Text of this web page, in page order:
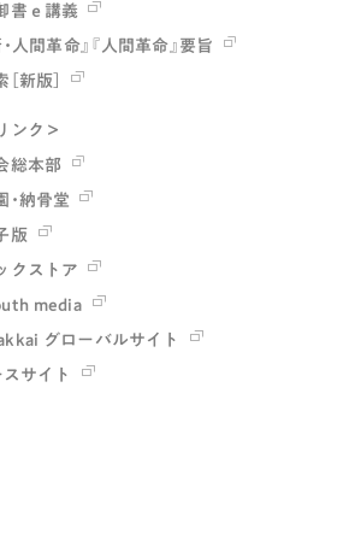
書ｅ講義
人間革命』『人間革命』要旨
新版］
ンク＞
総本部
・納骨堂
版
クストア
media
グローバルサイト
サイト